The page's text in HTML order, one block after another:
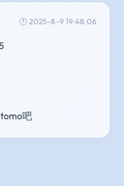
🕐 2025-8-9 19:48:06
吧